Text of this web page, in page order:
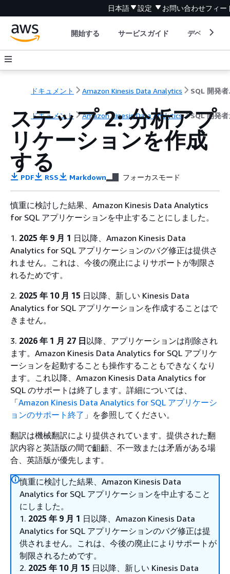
日本語 設定 お問い合わせフィー
開始する サービスガイド デベロッパ
ドキュメント Amazon Kinesis Data Analytics
ドキュメント Amazon Kinesis Data Analytics SQL 開発
ステップ 2: 分析アプ
リケーションを作成
する
PDF RSS Markdown フォーカスモード
慎重に検討した結果、Amazon Kinesis Data Analytics
for SQL アプリケーションを中止することにしました。
1. 2025 年 9 月 1 日以降、Amazon Kinesis Data
Analytics for SQL アプリケーションのバグ修正は提供さ
れません。これは、今後の廃止によりサポートが制限さ
れるためです。
2. 2025 年 10 月 15 日以降、新しい Kinesis Data
Analytics for SQL アプリケーションを作成することはで
きません。
3. 2026 年 1 月 27 日以降、アプリケーションは削除され
ます。Amazon Kinesis Data Analytics for SQL アプリケ
ーションを起動することも操作することもできなくなり
ます。これ以降、Amazon Kinesis Data Analytics for
SQL のサポートは終了します。詳細については、
「Amazon Kinesis Data Analytics for SQL アプリケーシ
ョンのサポート終了 」を参照してください。
翻訳は機械翻訳により提供されています。提供された翻
訳内容と英語版の間で齟齬、不一致または矛盾がある場
合、英語版が優先します。
慎重に検討した結果、Amazon Kinesis Data
Analytics for SQL アプリケーションを中止すること
にしました。
1. 2025 年 9 月 1 日以降、Amazon Kinesis Data
Analytics for SQL アプリケーションのバグ修正は提
供されません。これは、今後の廃止によりサポートが
制限されるためです。
2. 2025 年 10 月 15 日以降、新しい Kinesis Data